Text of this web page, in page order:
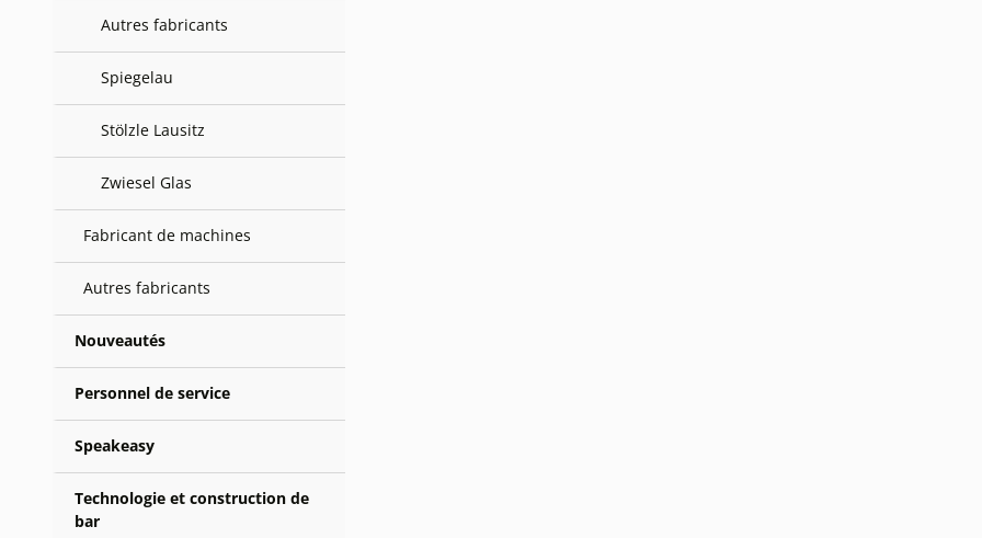
Autres fabricants
Spiegelau
Stölzle Lausitz
Zwiesel Glas
Fabricant de machines
Autres fabricants
Nouveautés
Personnel de service
Speakeasy
Technologie et construction de
bar